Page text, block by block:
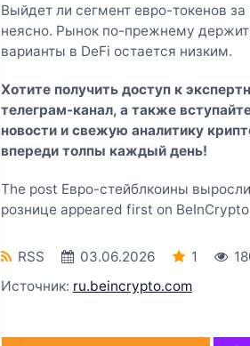
Выйдет ли сегмент евро-токенов
неясно. Рынок по-прежнему
варианты в DeFi остается низким.
Хотите получить доступ к
телеграм-канал, а также
новости и свежую аналитику
впереди толпы каждый день!
The post Евро-стейблкоины
рознице appeared first on
RSS 03.06.2026 1
Источник: ru.beincrypto.com